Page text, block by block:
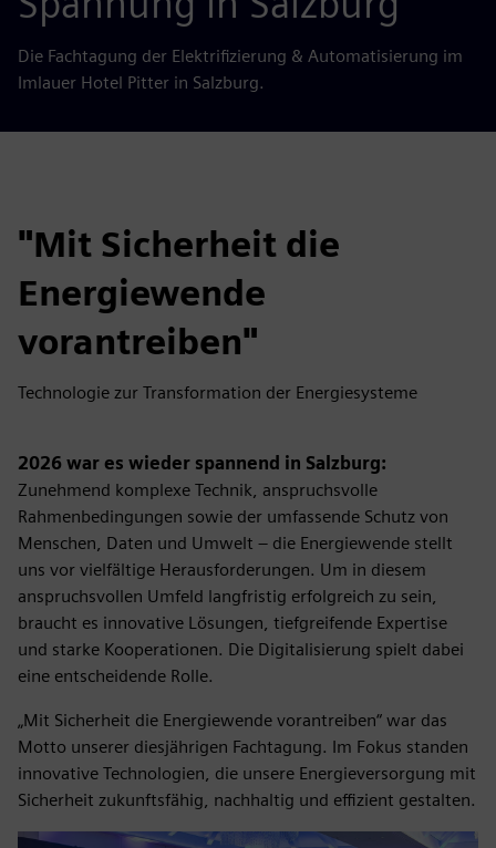
Die Fachtagung der Elektrifizierung & Automatisierung im
Imlauer Hotel Pitter in Salzburg.
"Mit Sicherheit die
Energiewende
vorantreiben"
Technologie zur Transformation der Energiesysteme
2026 war es wieder spannend in Salzburg:
Zunehmend komplexe Technik, anspruchsvolle
Rahmenbedingungen sowie der umfassende Schutz von
Menschen, Daten und Umwelt – die Energiewende stellt
uns vor vielfältige Herausforderungen. Um in diesem
anspruchsvollen Umfeld langfristig erfolgreich zu sein,
braucht es innovative Lösungen, tiefgreifende Expertise
und starke Kooperationen. Die Digitalisierung spielt dabei
eine entscheidende Rolle.
„Mit Sicherheit die Energiewende vorantreiben“ war das
Motto unserer diesjährigen Fachtagung. Im Fokus standen
innovative Technologien, die unsere Energieversorgung mit
Sicherheit zukunftsfähig, nachhaltig und effizient gestalten.